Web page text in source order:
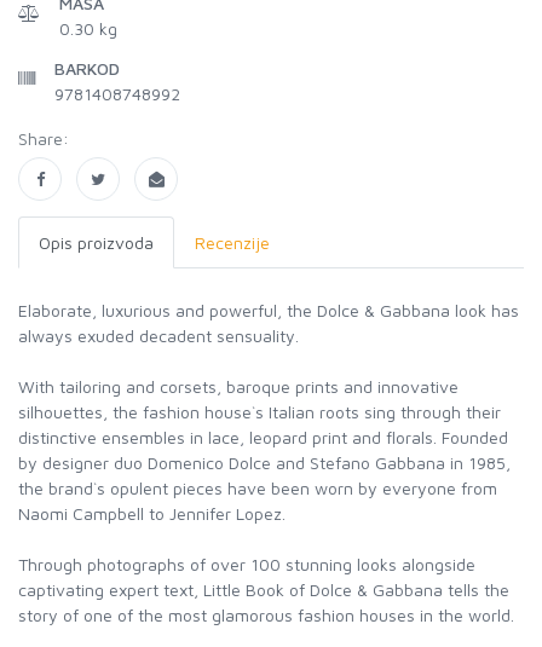
0.30 kg
BARKOD
9781408748992
Share:
Opis proizvoda Recenzije
Elaborate, luxurious and powerful, the Dolce & Gabbana look has
always exuded decadent sensuality.
With tailoring and corsets, baroque prints and innovative
silhouettes, the fashion house`s Italian roots sing through their
distinctive ensembles in lace, leopard print and florals. Founded
by designer duo Domenico Dolce and Stefano Gabbana in 1985,
the brand`s opulent pieces have been worn by everyone from
Naomi Campbell to Jennifer Lopez.
Through photographs of over 100 stunning looks alongside
captivating expert text, Little Book of Dolce & Gabbana tells the
story of one of the most glamorous fashion houses in the world.